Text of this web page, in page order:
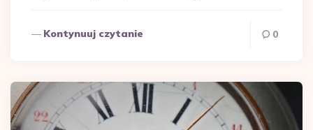
Kontynuuj czytanie 0